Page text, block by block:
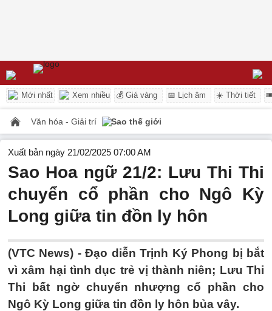
Mới nhất Xem nhiều 💰 Giá vàng 📅 Lịch âm ☀️ Thời tiết
Văn hóa - Giải trí Sao thế giới
Xuất bản ngày 21/02/2025 07:00 AM
Sao Hoa ngữ 21/2: Lưu Thi Thi
chuyển cổ phần cho Ngô Kỳ
Long giữa tin đồn ly hôn
(VTC News) -Đạo diễn Trịnh Ký Phong bị bắt
vì xâm hại tình dục trẻ vị thành niên; Lưu Thi
Thi bất ngờ chuyển nhượng cổ phần cho
Ngô Kỳ Long giữa tin đồn ly hôn bủa vây.